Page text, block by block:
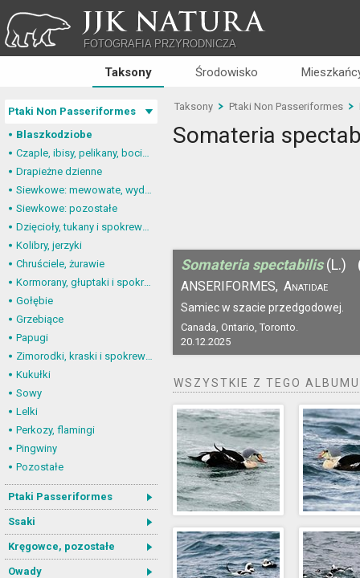
JJK NATURA
FOTOGRAFIA PRZYRODNICZA
Taksony Środowisko
Ptaki Non Passeriformes
Blaszkodziobe
Czaple, ibisy, pelikany, bociany
Drapieżne dzienne
Siewkowe: mewowate, wydrzyki, żwirowce
Siewkowe: pozostałe
Dzięcioły, tukany i spokrewnione
Kolibry, jerzyki
Chruściele, żurawie
Kormorany, głuptaki i spokrewnione
Gołębie
Grzebiące
Papugi
Zimorodki, kraski i spokrewnione
Kukułki
Sowy
Lelki
Perkozy, flamingi
Pingwiny
Pozostałe
Ptaki Passeriformes
Ssaki
Kręgowce, pozostałe
Owady
Taksony Ptaki Non Passeriformes
Somateria
Somateria spectabilis (L.)
ANSERIFORMES, Anatidae
Samiec w szacie przedgodowej.
Canada, Ontario, Toronto.
20.12.2025
WSZYSTKIE Z TEGO ALBUMU